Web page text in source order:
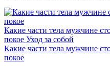
Какие части тела мужчине
покое Уход за собой
Какие части тела мужчине
покое